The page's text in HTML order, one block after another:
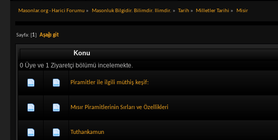
Masonlar.org - Harici Forumu » Masonluk Bilgidir. Bilimdir. Ilimdir. » Tarih » Milletler Tarihi » Misir
Sayfa: [1]Aşağı git
Konu
0 Üye ve 1 Ziyaretçi bölümü incelemekte.
Piramitler ile ilgili müthiş keşif:
Mısır Piramitlerinin Sırları ve Özellikleri
Tuthankamun